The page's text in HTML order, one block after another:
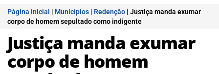
Página inicial | Municípios | Redenção | Justiça manda exumar
corpo de homem sepultado como indigente
Justiça manda exumar
corpo de homem